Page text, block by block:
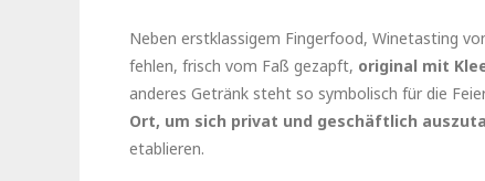
Neben erstklassigem Fingerfood, Winetasting
fehlen, frisch vom Faß gezapft, original mit
anderes Getränk steht so symbolisch für die
Ort, um sich privat und geschäftlich
etablieren.